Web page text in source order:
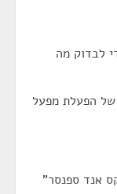
לבדוק מה
של הפעלת מפעל
אנד ספנסר"